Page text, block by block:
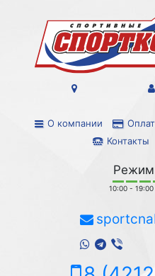
О компании
Контакты
Режим
10:00 - 19:00